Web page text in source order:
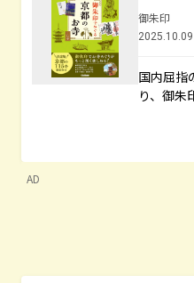
御朱印
国内屈指
り、御朱
AD